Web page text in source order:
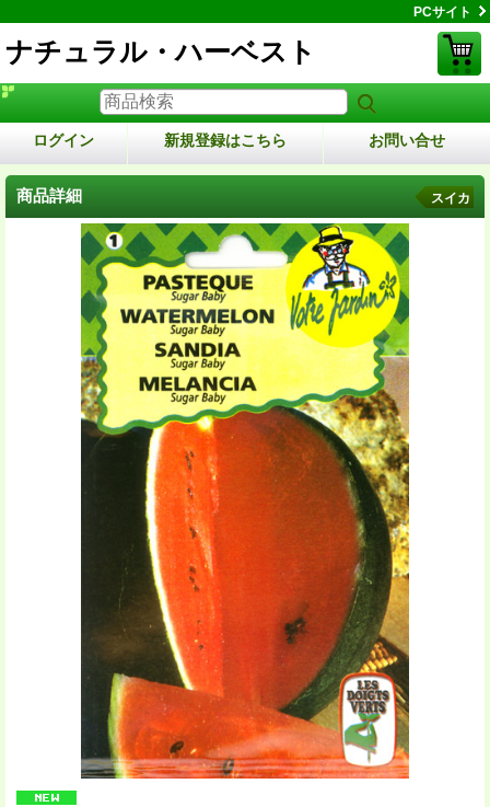
PCサイト
ナチュラル・ハーベスト
ログイン 新規登録はこちら お問い合せ
商品詳細 スイカ